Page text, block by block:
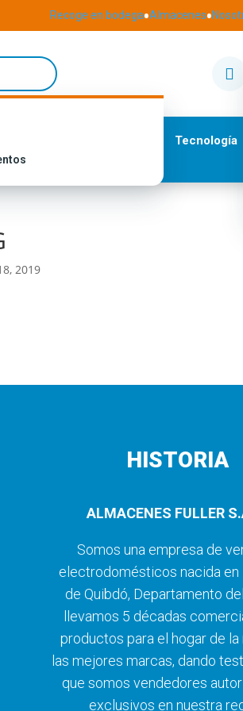
Recoge en bodega•Almacenes•

Tecnología
2019
HISTORIA
ALMACENES FULLER
Somos una empresa de
electrodomésticos nacida en
de Quibdó, Departamento
llevamos 5 décadas
productos para el hogar de la
las mejores marcas, dando
que somos vendedores
exclusivos en nuestra